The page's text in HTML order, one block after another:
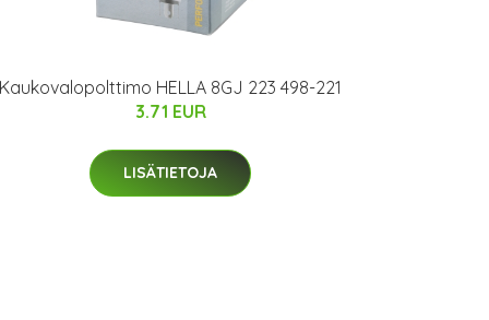
Kaukovalopolttimo HELLA 8GJ 223 498-221
3.71 EUR
LISÄTIETOJA